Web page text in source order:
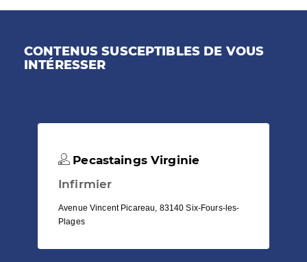
CONTENUS SUSCEPTIBLES DE VOUS
INTÉRESSER
Pecastaings Virginie
Infirmier
Avenue Vincent Picareau, 83140 Six-Fours-les-
Plages